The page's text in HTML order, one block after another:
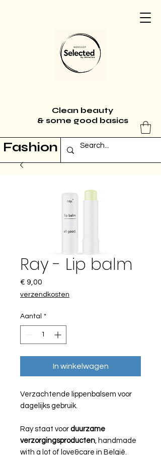
Clean beauty
& some good basics
Fashion
Ray - Lip balm
€ 9,00
verzendkosten
Aantal *
In winkelwagen
Verzachtende lippenbalsem voor
dagelijks gebruik.
Ray staat voor duurzame
verzorgingsproducten, handmade
with a lot of love&care in België.